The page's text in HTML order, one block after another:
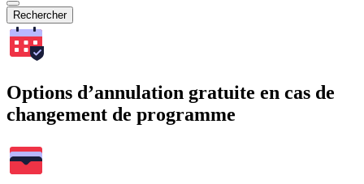
Rechercher
Options d’annulation gratuite en cas de
changement de programme